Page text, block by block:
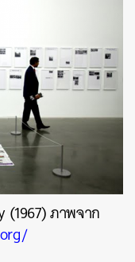
(1967) ภาพจาก